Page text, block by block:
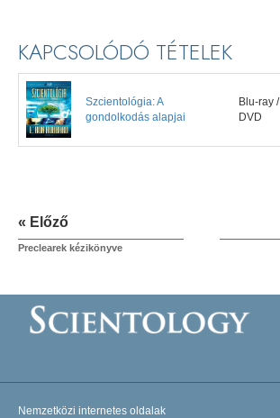
KAPCSOLÓDÓ TÉTELEK
Szcientológia: A
gondolkodás alapjai
Blu-ray /
DVD
« Előző
Preclearek kézikönyve
Nemzetközi internetes oldalak